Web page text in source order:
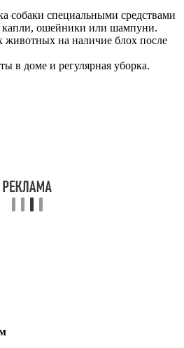
собаки специальными средствами
капли, ошейники или шампуни.
на наличие блох после
в доме и регулярная уборка.